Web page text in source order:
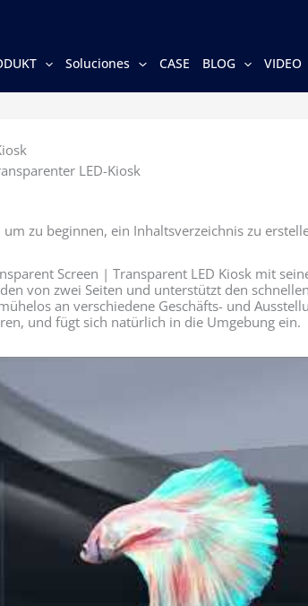
Soluciones CASE BLOG VIDEO
LED-Kiosk
um zu beginnen, ein Inhaltsverzeichnis zu
Screen | Transparent LED Kiosk mit
von zwei Seiten und unterstützt den
an verschiedene Geschäfts- und
und fügt sich natürlich in die Umgebung ein.